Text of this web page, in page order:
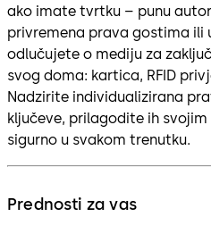
ako imate tvrtku – punu
privremena prava gostima ili
odlučujete o mediju za
svog doma: kartica, RFID
Nadzirite individualizirana
ključeve, prilagodite ih
sigurno u svakom trenutku.
Prednosti za vas